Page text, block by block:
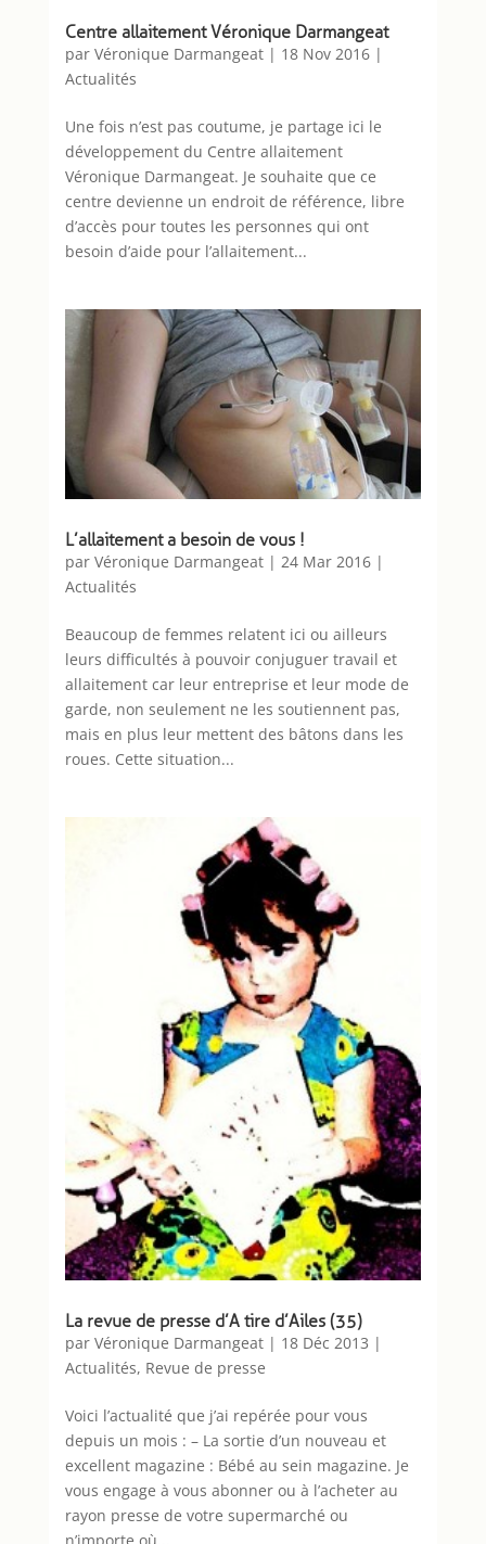
Centre allaitement Véronique Darmangeat
par Véronique Darmangeat| 18 Nov 2016|
Actualités
Une fois n’est pas coutume, je partage ici le
développement du Centre allaitement
Véronique Darmangeat. Je souhaite que ce
centre devienne un endroit de référence, libre
d’accès pour toutes les personnes qui ont
besoin d’aide pour l’allaitement...
L’allaitement a besoin de vous !
par Véronique Darmangeat| 24 Mar 2016|
Actualités
Beaucoup de femmes relatent ici ou ailleurs
leurs difficultés à pouvoir conjuguer travail et
allaitement car leur entreprise et leur mode de
garde, non seulement ne les soutiennent pas,
mais en plus leur mettent des bâtons dans les
roues. Cette situation...
La revue de presse d’A tire d’Ailes (35)
par Véronique Darmangeat| 18 Déc 2013 |
Actualités, Revue de presse
Voici l’actualité que j’ai repérée pour vous
depuis un mois : – La sortie d’un nouveau et
excellent magazine : Bébé au sein magazine. Je
vous engage à vous abonner ou à l’acheter au
rayon presse de votre supermarché ou